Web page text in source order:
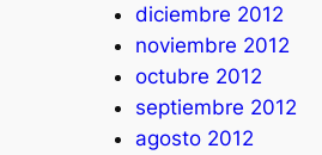
diciembre 2012
noviembre 2012
octubre 2012
septiembre 2012
agosto 2012